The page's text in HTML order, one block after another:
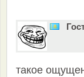
такое